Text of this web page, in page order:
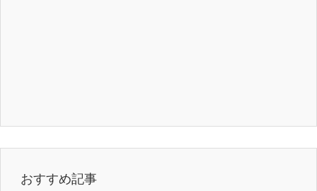
おすすめ記事